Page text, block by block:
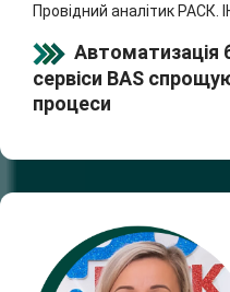
Провідний аналітик РАСК.
Автоматизація
сервіси BAS
процеси